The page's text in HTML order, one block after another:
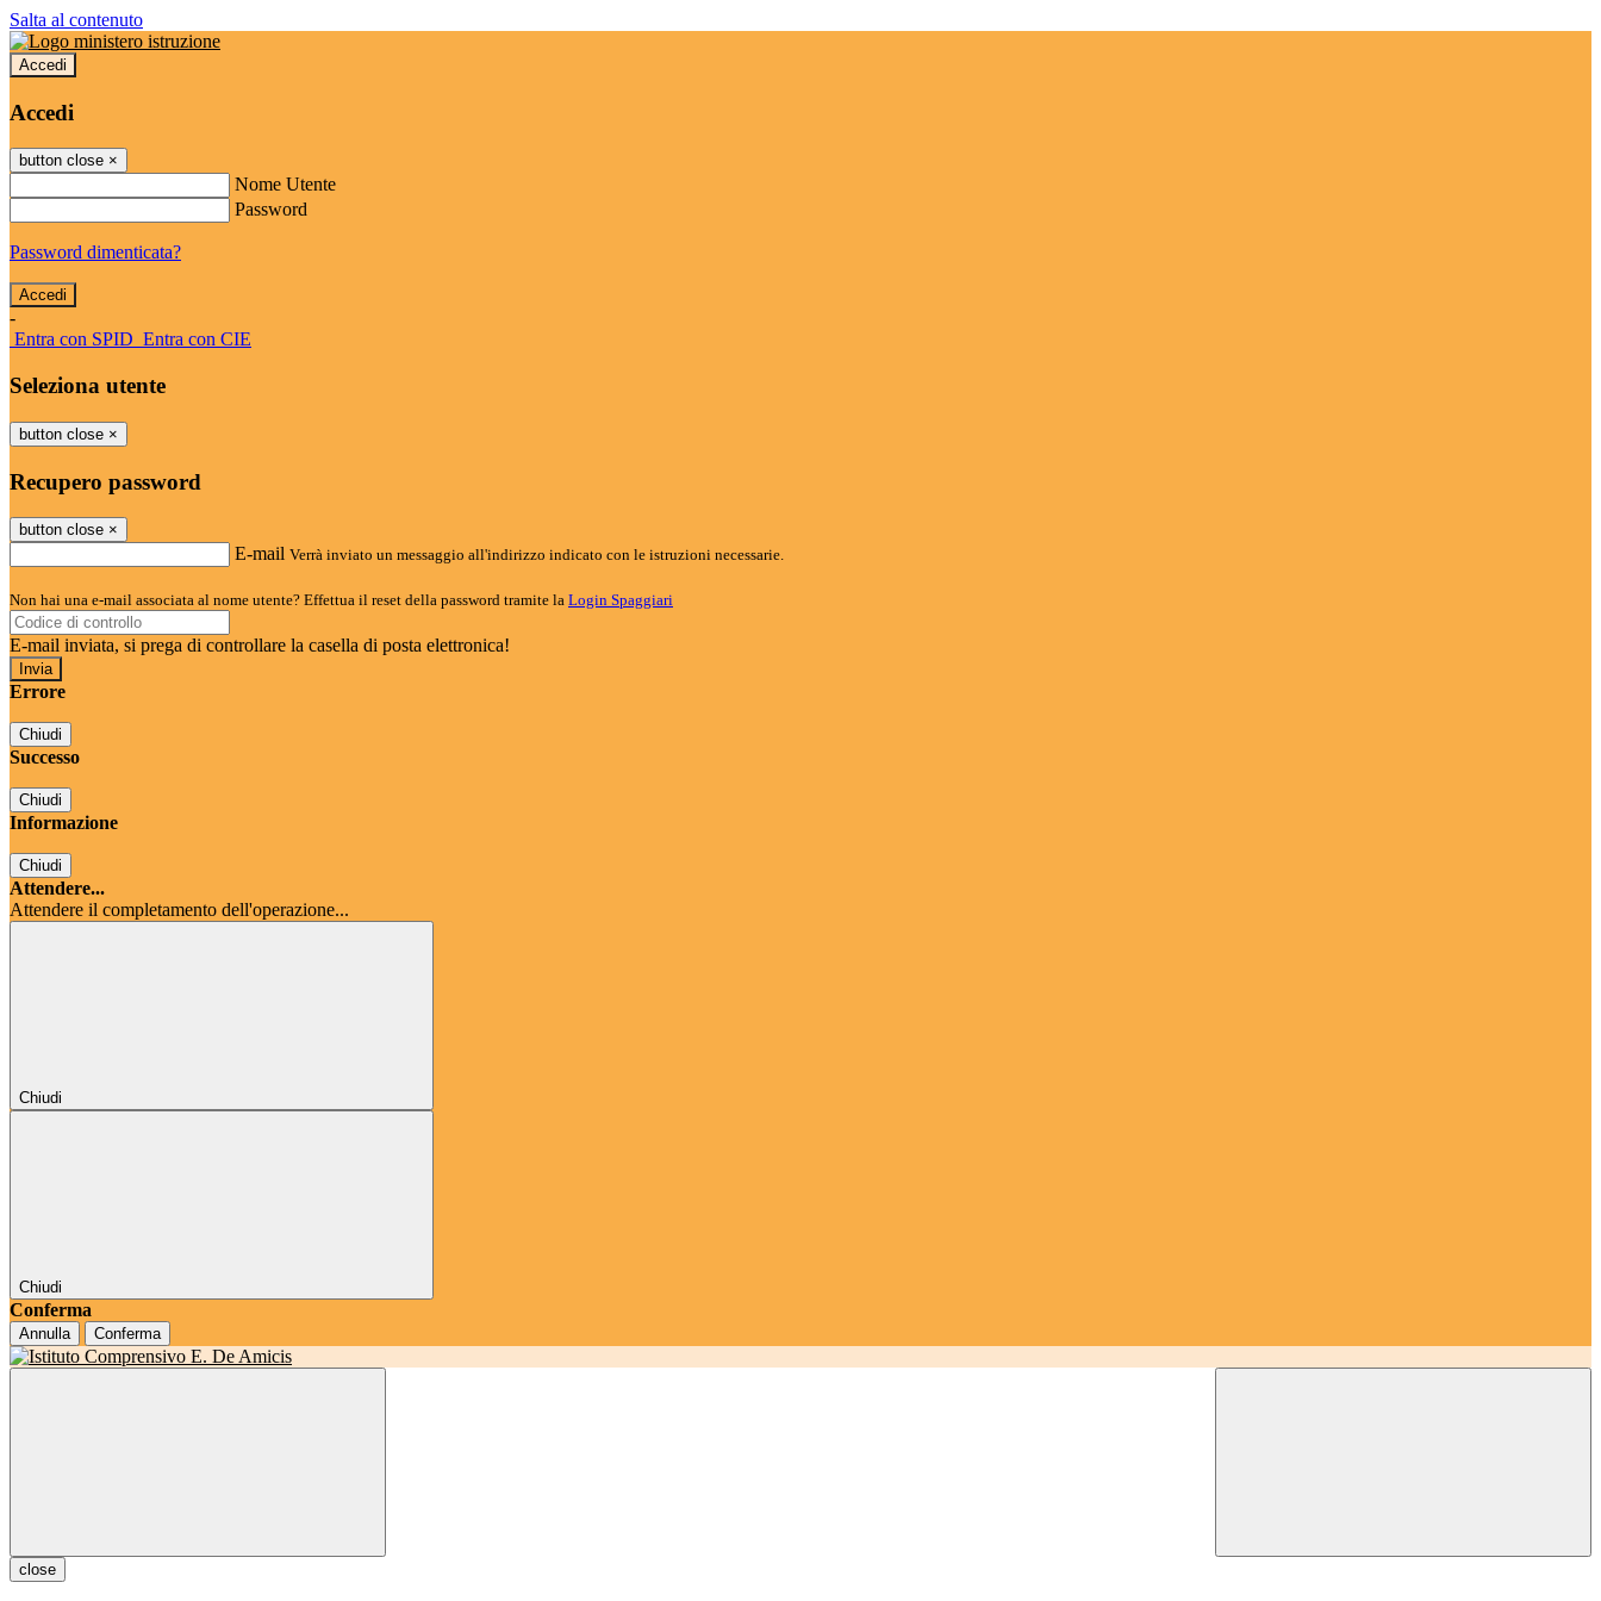
Salta al contenuto
Accedi
Accedi
button close ×
Nome Utente
Password
Password dimenticata?
-
Entra con SPID Entra con CIE
Seleziona utente
button close ×
Recupero password
button close ×
E-mail Verrà inviato un messaggio all'indirizzo indicato con le istruzioni necessarie.
Non hai una e-mail associata al nome utente? Effettua il reset della password tramite la Login Spaggiari
E-mail inviata, si prega di controllare la casella di posta elettronica!
Errore
Chiudi
Successo
Chiudi
Informazione
Chiudi
Attendere...
Attendere il completamento dell'operazione...
Chiudi
Chiudi
Conferma
Annulla Conferma
close